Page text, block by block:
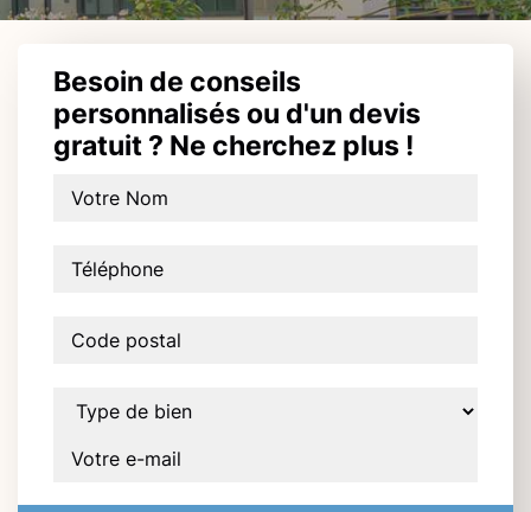
Besoin de conseils
personnalisés ou d'un devis
gratuit ? Ne cherchez plus !